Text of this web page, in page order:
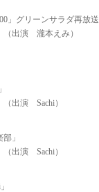
」グリーンサラダ再放送
出演 瀧本えみ）
出演 Sachi）
」
出演 Sachi）